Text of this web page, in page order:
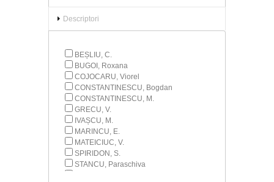
Descriptori
BEȘLIU, C.
BUGOI, Roxana
COJOCARU, Viorel
CONSTANTINESCU, Bogdan
CONSTANTINESCU, M.
GRECU, V.
IVAȘCU, M.
MARINCU, E.
MATEICIUC, V.
SPIRIDON, S.
STANCU, Paraschiva